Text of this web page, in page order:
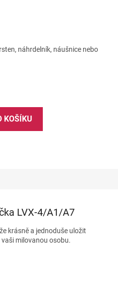
náhrdelník, náušnice nebo
KOŠÍKU
LVX-4/A1/A7
krásně a jednoduše uložit
milovanou osobu.